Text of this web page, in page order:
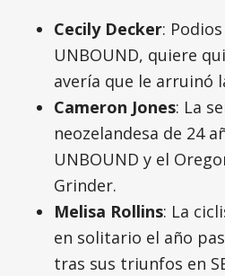
Cecily Decker:
UNBOUND, quiere
avería que le arruinó
Cameron Jones: La
neozelandesa de 24
UNBOUND y el
Grinder.
Melisa Rollins: La
en solitario el año
tras sus triunfos en